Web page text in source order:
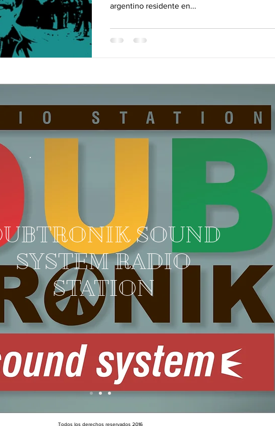
argentino residente en...
SOUND
SYSTEM RADIO
STATION
Todos los derechos reservados 2016